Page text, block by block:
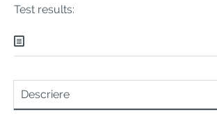
Test results:
Descriere